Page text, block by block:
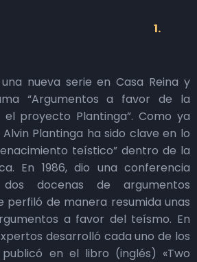
1.
nueva serie en Casa Reina y
“Argumentos a favor de la
el proyecto Plantinga”. Como ya
Plantinga ha sido clave en lo
teístico” dentro de la
En 1986, dio una conferencia
docenas de argumentos
perfiló de manera resumida unas
a favor del teísmo. En
desarrolló cada uno de los
en el libro (inglés) «Two